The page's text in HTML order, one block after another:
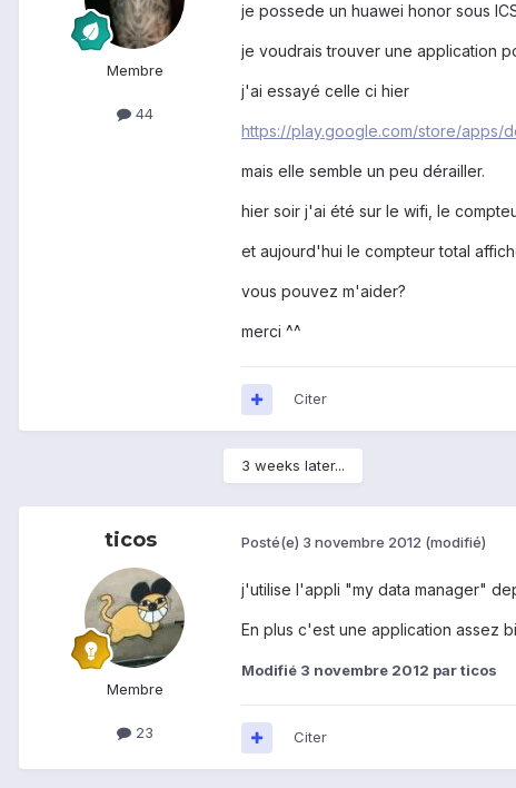
Membre
44
je possede un huawei honor sous
je voudrais trouver une application
j'ai essayé celle ci hier
https://play.google.com/store/apps/
mais elle semble un peu dérailler.
hier soir j'ai été sur le wifi, le
et aujourd'hui le compteur total
vous pouvez m'aider?
merci ^^
Citer
3 weeks later...
ticos
Membre
23
Posté(e) 3 novembre 2012 (modifié)
j'utilise l'appli "my data manager"
En plus c'est une application assez
Modifié 3 novembre 2012 par ticos
Citer